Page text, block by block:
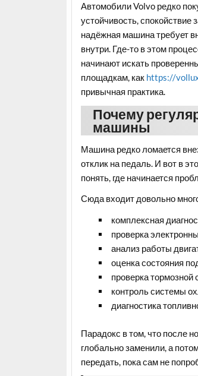
Автомобили Volvo редко
устойчивость,
надёжная машина требует
внутри. Где-то в этом
начинают искать
площадкам, как https://
привычная практика.
Почему
машины
Машина редко ломается
отклик на педаль. И вот в
понять, где начинается
Сюда входит довольно
комплексная
проверка
анализ работы
оценка состояния
проверка тормозной
контроль системы
диагностика
Парадокс в том, что после
глобально заменили, а
передать, пока сам не